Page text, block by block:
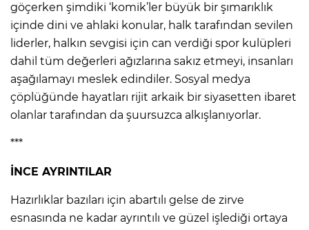
göçerken şimdiki ‘komik’ler büyük bir şımarıklık
içinde dini ve ahlaki konular, halk tarafından sevilen
liderler, halkın sevgisi için can verdiği spor kulüpleri
dahil tüm değerleri ağızlarına sakız etmeyi, insanları
aşağılamayı meslek edindiler. Sosyal medya
çöplüğünde hayatları rijit arkaik bir siyasetten ibaret
olanlar tarafından da şuursuzca alkışlanıyorlar.
***
İNCE AYRINTILAR
Hazırlıklar bazıları için abartılı gelse de zirve
esnasında ne kadar ayrıntılı ve güzel işlediği ortaya